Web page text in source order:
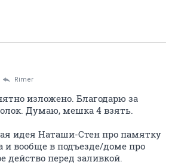
Rimer
изложено. Благодарю за
Думаю, мешка 4 взять.
идея Наташи-Стен про памятку
и вообще в подъезде/доме про
действо перед заливкой.